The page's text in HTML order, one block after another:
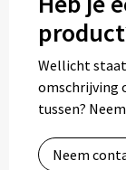
Wellicht
omschrijving
tussen?
Neem